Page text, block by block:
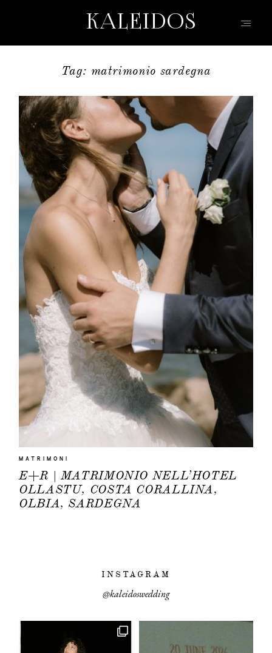
KALEIDOS
Tag: matrimonio sardegna
MATRIMONI
E+R | MATRIMONIO NELL’HOTEL
OLLASTU, COSTA CORALLINA,
OLBIA, SARDEGNA
KALEIDOS
WEDDING
|
FILMS
INFO | D&R
TEAM
KW | BLOG
EVENTI | MODA
CONTATTO
INSTAGRAM
@kaleidoswedding